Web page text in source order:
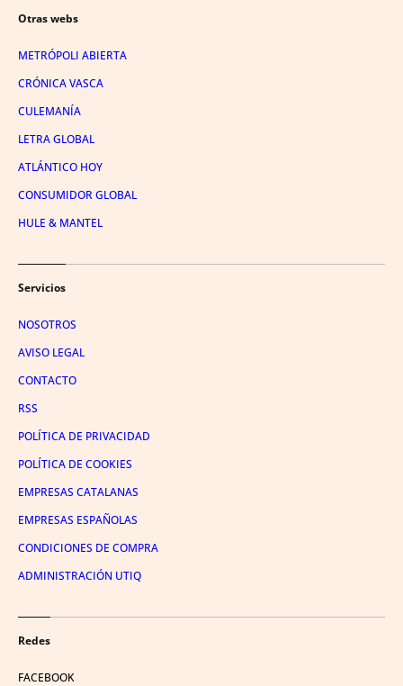
Otras webs
METRÓPOLI ABIERTA
CRÓNICA VASCA
CULEMANÍA
LETRA GLOBAL
ATLÁNTICO HOY
CONSUMIDOR GLOBAL
HULE & MANTEL
Servicios
NOSOTROS
AVISO LEGAL
CONTACTO
RSS
POLÍTICA DE PRIVACIDAD
POLÍTICA DE COOKIES
EMPRESAS CATALANAS
EMPRESAS ESPAÑOLAS
CONDICIONES DE COMPRA
ADMINISTRACIÓN UTIQ
Redes
FACEBOOK